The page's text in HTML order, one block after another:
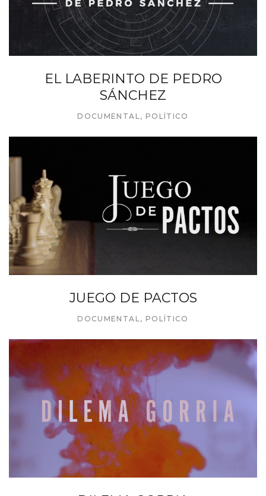
EL LABERINTO DE PEDRO
SÁNCHEZ
DOCUMENTAL, POLÍTICO
JUEGO DE PACTOS
DOCUMENTAL, POLÍTICO